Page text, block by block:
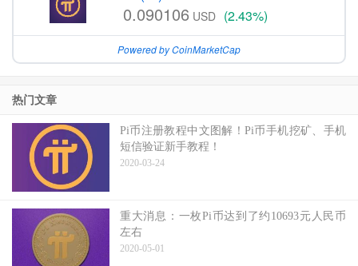
0.090106 USD (2.43%)
Powered by CoinMarketCap
热门文章
Pi币注册教程中文图解！Pi币手机挖矿、手机
短信验证新手教程！
2020-03-24
重大消息：一枚Pi币达到了约10693元人民币
左右
2020-05-01